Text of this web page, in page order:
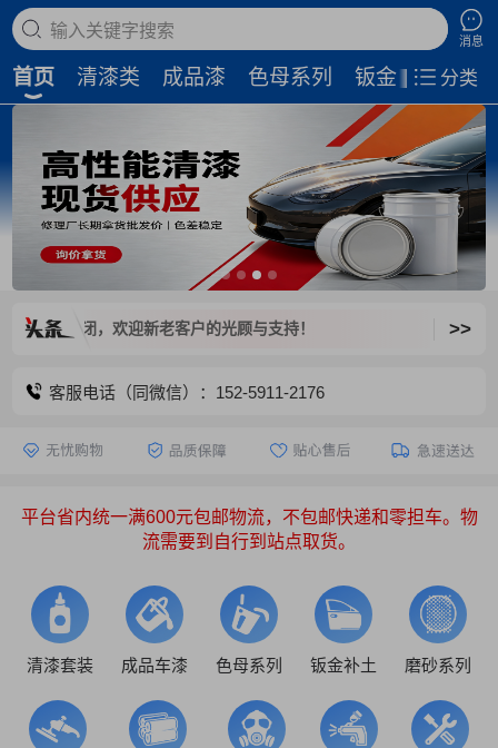
搜索商品
消息
首页 清漆类 成品漆 色母系列 钣金补土 磨
分类
关闭，欢迎新老客户的光顾与支持！ >>
客服电话（同微信）：152-5911-2176
平台省内统一满600元包邮物流，不包邮快递和零担车。物
流需要到自行到站点取货。
清漆套装 成品车漆 色母系列 钣金补土 磨砂系列